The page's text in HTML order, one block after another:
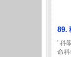
89.
"科
命